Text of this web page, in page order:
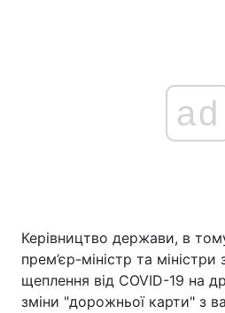
ad
Керівництво держави, в
прем’єр-міністр та
щеплення від COVID-19 на
зміни "дорожньої карти" з